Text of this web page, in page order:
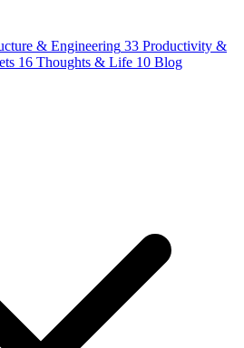
& Engineering 33 Productivity &
16 Thoughts & Life 10 Blog